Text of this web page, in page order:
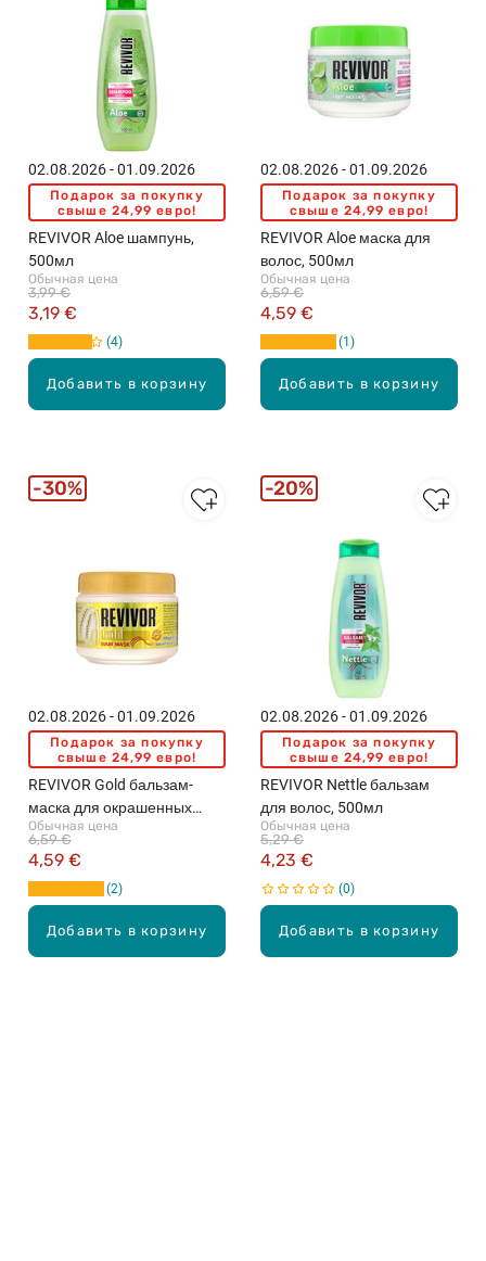
Добавить в корзину
02.08.2026 - 01.09.2026
Подарок за покупку
свыше 24,99 евро!
REVIVOR Aloe шампунь,
500мл
Обычная цена
3,19 €
3,99 €
4
Добавить в корзину
02.08.2026 - 01.09.2026
Подарок за покупку
свыше 24,99 евро!
REVIVOR Aloe маска для
волос, 500мл
Обычная цена
4,59 €
6,59 €
1
Добавить в корзину
02.08.2026 - 01.09.2026
Подарок за покупку
свыше 24,99 евро!
REVIVOR Gold бальзам-
маска для окрашенных
волос, 500мл
Обычная цена
4,59 €
6,59 €
2
30%
Добавить в корзину
02.08.2026 - 01.09.2026
Подарок за покупку
свыше 24,99 евро!
REVIVOR Nettle бальзам
для волос, 500мл
Обычная цена
4,23 €
5,29 €
0
20%